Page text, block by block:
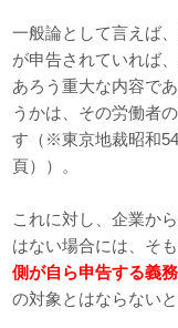
一般論として言えば
が申告されていれば
あろう重大な内容で
うかは、その労働者
す（※東京地裁昭和
頁））。
これに対し、企業か
はない場合には、そ
側が自ら申告する義
の対象とはならない